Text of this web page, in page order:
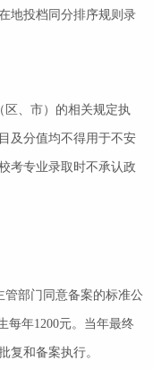
地投档同分排序规则录
、市）的相关规定执
及分值均不得用于不安
考专业录取时不承认政
管部门同意备案的标准公
每年1200元。当年最终
复和备案执行。